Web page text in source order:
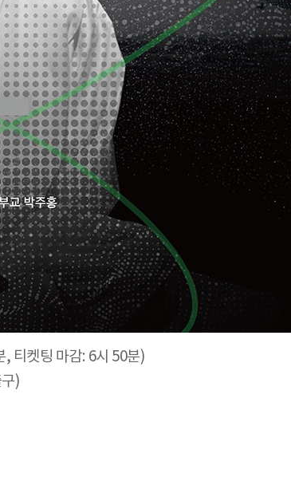
, 티켓팅 마감: 6시 50분)
)